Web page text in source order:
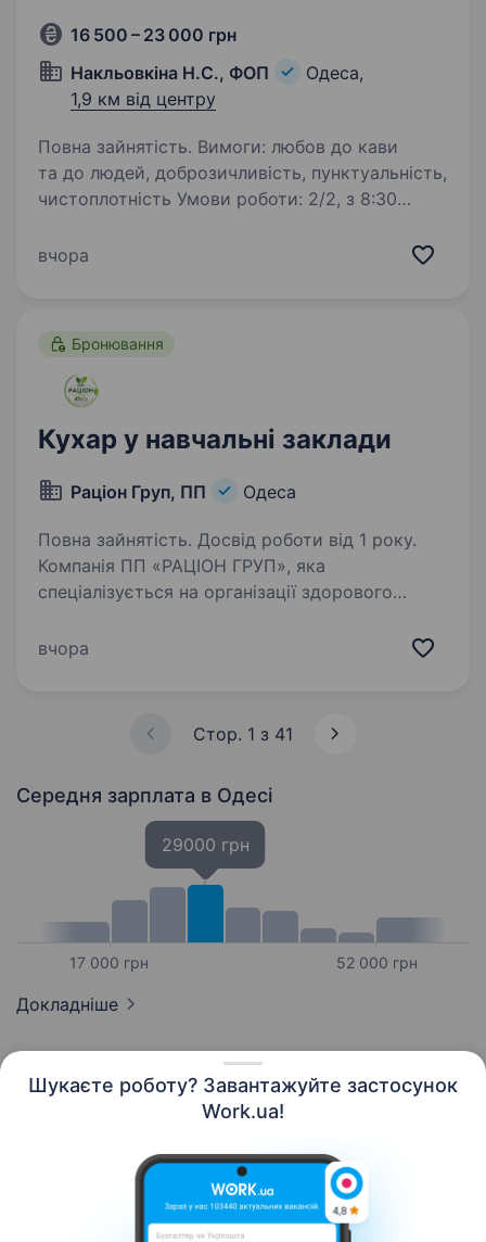
Шукаєте роботу? Завантажуйте застосунок
Work.ua!
16 500 – 23 000 грн
Накльовкіна Н.С., ФОП
Одеса,
1,9 км від центру
Повна зайнятість. Вимоги: любов до кави
та до людей, доброзичливість, пунктуальність,
чистоплотність Умови роботи: 2/2, з 8:30
приготування кави, робота з касою, видача
вчора
Бронювання
Кухар у навчальні заклади
Раціон Груп, ПП Одеса
Повна зайнятість. Досвід роботи від 1 року.
Компанія ПП «РАЦІОН ГРУП», яка
спеціалізується на організації здорового
в команду Кухаря для роботи в навчальних
вчора
Стор. 1 з 41
Середня зарплата в Одесі
17 000 грн
29000 грн
52 000 грн
Докладніше